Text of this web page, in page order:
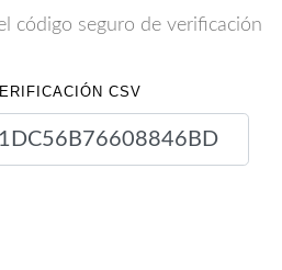
código seguro de verificación
CSV